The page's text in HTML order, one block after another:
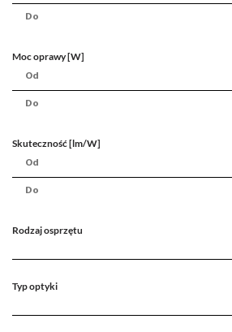
Moc oprawy [W]
Skuteczność [lm/W]
Rodzaj osprzętu
Typ optyki